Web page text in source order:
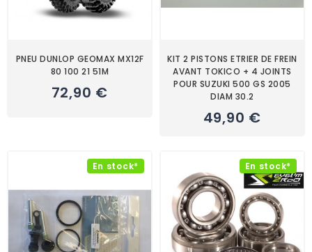
PNEU DUNLOP GEOMAX MX12F
80 100 21 51M
72,90 €
KIT 2 PISTONS ETRIER DE FREIN
AVANT TOKICO + 4 JOINTS
POUR SUZUKI 500 GS 2005
DIAM 30.2
49,90 €
En stock* En stock*